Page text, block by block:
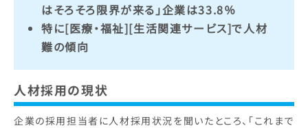
はそろそろ限界が来る」企業は33.8％
特に[医療・福祉][生活関連サービス]で人材
難の傾向
人材採用の現状
企業の採用担当者に人材採用状況を聞いたところ、「これまで